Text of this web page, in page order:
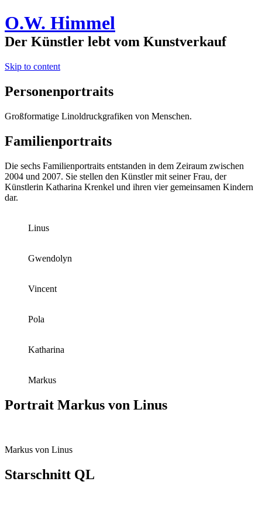
O.W. Himmel
Der Künstler lebt vom Kunstverkauf
Skip to content
Personenportraits
Großformatige Linoldruckgrafiken von Menschen.
Familienportraits
Die sechs Familienportraits entstanden in dem Zeiraum zwischen
2004 und 2007. Sie stellen den Künstler mit seiner Frau, der
Künstlerin Katharina Krenkel und ihren vier gemeinsamen Kindern
dar.
Linus
Gwendolyn
Vincent
Pola
Katharina
Markus
Portrait Markus von Linus
Markus von Linus
Starschnitt QL